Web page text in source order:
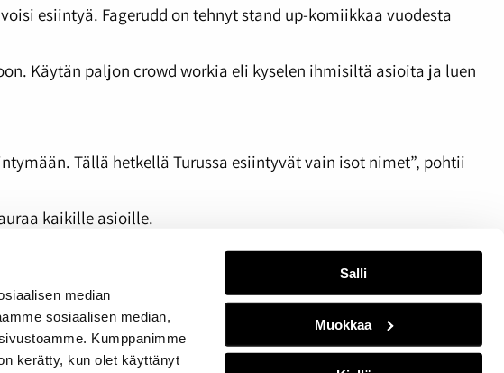
median
sosiaalisen median,
Kumppanimme
kerätty, kun olet käyttänyt
Salli
Muokkaa
esiintyä. Fagerudd on tehnyt stand up-komiikkaa vuodesta
Käytän paljon crowd workia eli kyselen ihmisiltä asioita ja luen
Tällä hetkellä Turussa esiintyvät vain isot nimet”, pohtii
kaikille asioille.
hyvästä läpästä ja pyytää pitämään nuo jutut.”